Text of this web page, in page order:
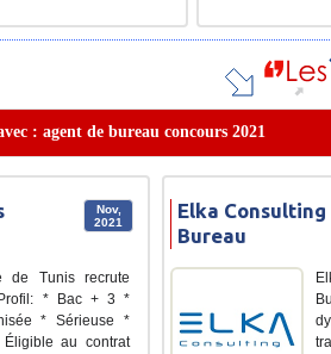
: agent de bureau concours 2021
Nov,
2021
de Tunis recrute
* Bac + 3 *
* Sérieuse *
au contrat
Elka
Bureau